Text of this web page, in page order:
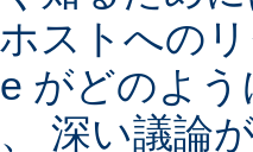
ストへの
がどのよ
深い議論